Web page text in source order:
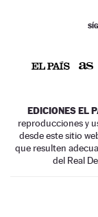
EDICIONES EL
reproducciones y
desde este sitio
que resulten
del Real